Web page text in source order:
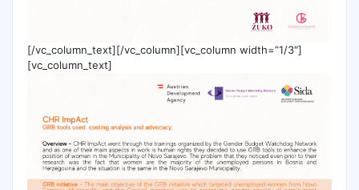
[/vc_column_text][/vc_column][vc_column width=”1/3″]
[vc_column_text]